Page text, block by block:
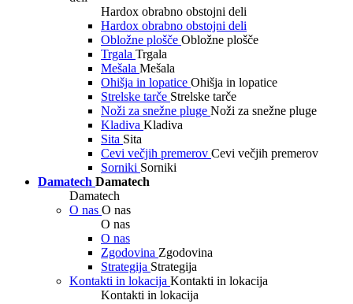
Hardox obrabno obstojni deli
Hardox obrabno obstojni deli
Obložne plošče Obložne plošče
Trgala Trgala
Mešala Mešala
Ohišja in lopatice Ohišja in lopatice
Strelske tarče Strelske tarče
Noži za snežne pluge Noži za snežne pluge
Kladiva Kladiva
Sita Sita
Cevi večjih premerov Cevi večjih premerov
Sorniki Sorniki
Damatech Damatech
Damatech
O nas O nas
O nas
O nas
Zgodovina Zgodovina
Strategija Strategija
Kontakti in lokacija Kontakti in lokacija
Kontakti in lokacija